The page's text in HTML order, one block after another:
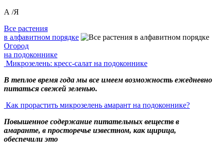
А /Я
Все растения
в алфавитном порядке
Огород
на подоконнике
Микрозелень: кресс-салат на подоконнике
В теплое время года мы все имеем возможность ежедневно
питаться свежей зеленью.
Как прорастить микрозелень амарант на подоконнике?
Повышенное содержание питательных веществ в
амаранте, в просторечье известном, как щирица,
обеспечили это